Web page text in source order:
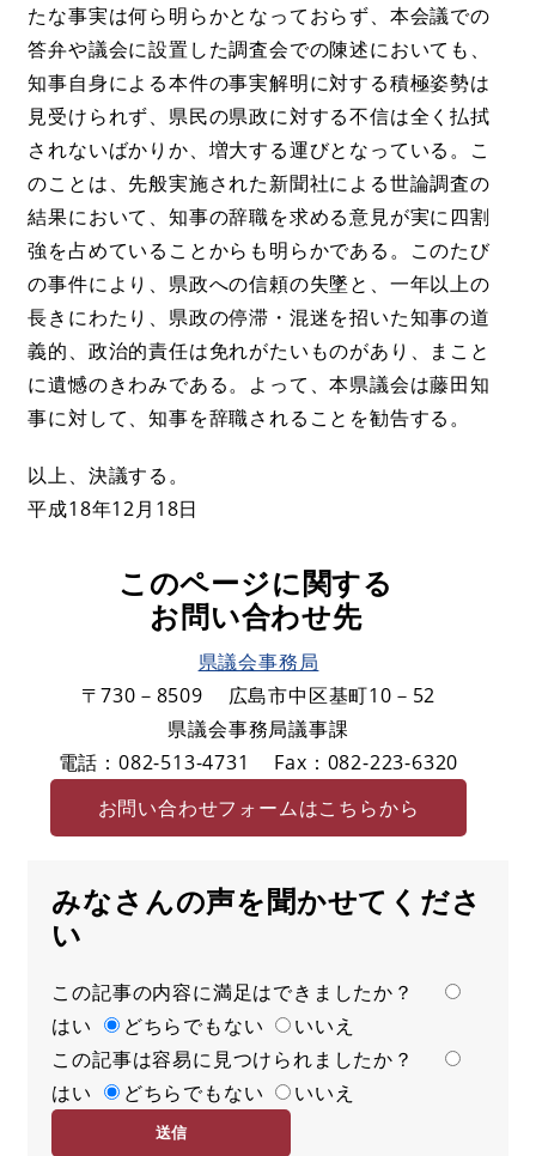
たな事実は何ら明らかとなっておらず、本会議での
答弁や議会に設置した調査会での陳述においても、
知事自身による本件の事実解明に対する積極姿勢は
見受けられず、県民の県政に対する不信は全く払拭
されないばかりか、増大する運びとなっている。こ
のことは、先般実施された新聞社による世論調査の
結果において、知事の辞職を求める意見が実に四割
強を占めていることからも明らかである。このたび
の事件により、県政への信頼の失墜と、一年以上の
長きにわたり、県政の停滞・混迷を招いた知事の道
義的、政治的責任は免れがたいものがあり、まこと
に遺憾のきわみである。よって、本県議会は藤田知
事に対して、知事を辞職されることを勧告する。
以上、決議する。
平成18年12月18日
このページに関する
お問い合わせ先
県議会事務局
〒730－8509
広島市中区基町10－52
県議会事務局議事課
電話：082-513-4731
Fax：082-223-6320
お問い合わせフォームはこちらから
みなさんの声を聞かせてくださ
い
満
足
度
この記事の内容に満足はできましたか？
はい
どちらでもない
いいえ
容
易
この記事は容易に見つけられましたか？
はい
どちらでもない いいえ